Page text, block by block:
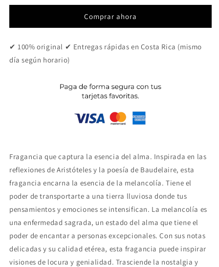
Comprar ahora
✔ 100% original ✔ Entregas rápidas en Costa Rica (mismo
día según horario)
Fragancia quecaptura la esencia del alma. Inspirada en las
reflexiones de Aristóteles y la poesía de Baudelaire, esta
fragancia encarna la esencia de la melancolía. Tiene el
poder de transportarte a una tierra lluviosa donde tus
pensamientos y emociones se intensifican. La melancolía es
una enfermedad sagrada, un estado del alma que tiene el
poder de encantar a personas excepcionales. Con sus notas
delicadas y su calidad etérea, esta fragancia puede inspirar
visiones de locura y genialidad. Trasciende la nostalgia y